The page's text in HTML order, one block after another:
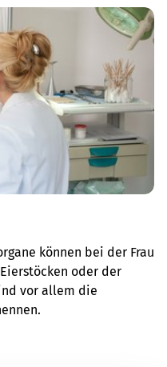
können bei der Frau
oder der
vor allem die